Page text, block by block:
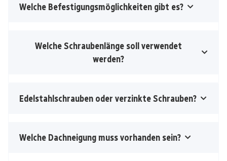
Welche Befestigungsmöglichkeiten gibt es?
Welche Schraubenlänge soll verwendet
werden?
Edelstahlschrauben oder verzinkte Schrauben?
Welche Dachneigung muss vorhanden sein?